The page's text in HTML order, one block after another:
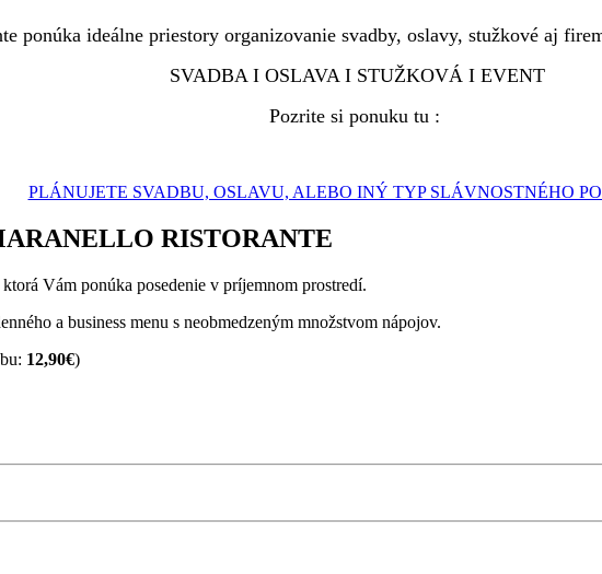
ponúka ideálne priestory organizovanie svadby, oslavy, stužkové aj
SVADBA I OSLAVA I STUŽKOVÁ I EVENT
Pozrite si ponuku tu :
PLÁNUJETE SVADBU, OSLAVU, ALEBO INÝ TYP SLÁVNOSTNÉHO
RISTORANTE
Vám ponúka posedenie v príjemnom prostredí.
a business menu s neobmedzeným množstvom nápojov.
12,90€)